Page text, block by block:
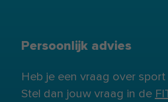
Persoonlijk advies
Heb je een vraag over
Stel dan jouw vraag in de